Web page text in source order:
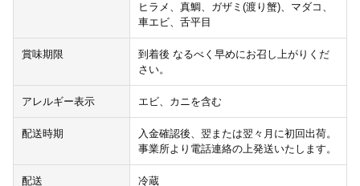
ヒラメ、真鯛、ガザミ(渡り蟹)、マダコ、
車エビ、舌平目
賞味期限
到着後 なるべく早めにお召し上がりくだ
さい。
アレルギー表示 エビ、カニを含む
配送時期
入金確認後、翌または翌々月に初回出荷。
事業所より電話連絡の上発送いたします。
配送 冷蔵